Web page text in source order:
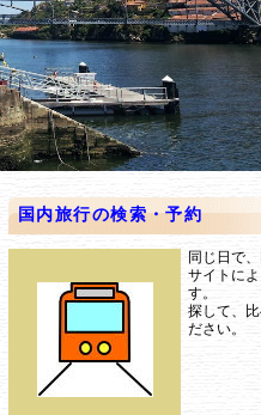
国内旅行の検索・予約
同じ日で
サイトに
す。
探して、
ださい。